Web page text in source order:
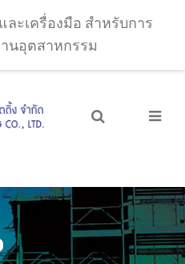
ะเครื่องมือ สำหรับการ
นอุตสาหกรรม